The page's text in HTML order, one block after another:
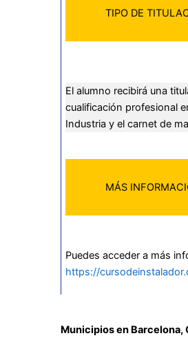
TIPO DE
El alumno recibirá una
cualificación profesional
Industria y el carnet de
MÁS
Puedes acceder a más
https://
Municipios en Barcelona,